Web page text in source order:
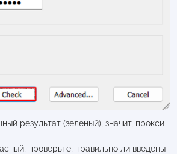
результат (зеленый), значит, прокси
проверьте, правильно ли введены